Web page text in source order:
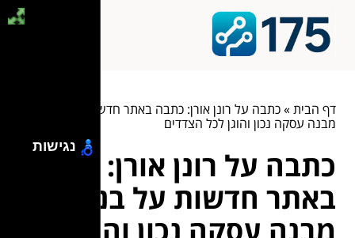
דף הבית»כתבה על רונן אורן: כתבה באתר חדשות על בניית
מבנה עסקה נכון והוגן לכל הצדדים
כתבה על רונן אורן: כתבה
באתר חדשות על בניית
נגישות